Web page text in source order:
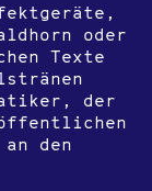
oder
Texte
der
den